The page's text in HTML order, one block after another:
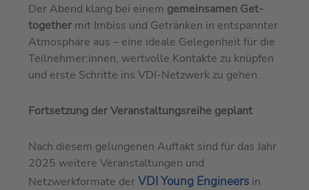
Der Abend klang bei einem gemeinsamen Get-
togethermit Imbiss und Getränken in entspannter
Atmosphäre aus – eine ideale Gelegenheit für die
Teilnehmer:innen, wertvolle Kontakte zu knüpfen
und erste Schritte ins VDI-Netzwerk zu gehen.
Fortsetzung der Veranstaltungsreihe geplant
Nach diesem gelungenen Auftakt sind für das Jahr
2025 weitere Veranstaltungen und
Netzwerkformate derVDI Young Engineersin